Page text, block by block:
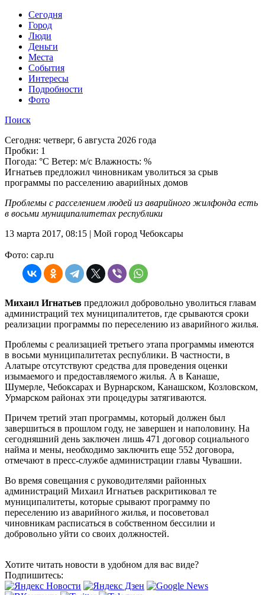
Cегодня
Город
Люди
Деньги
Места
События
Интересы
Подробности
Фото
Поиск
Сегодня: четверг, 6 августа 2026 года
Пробки: 1
Погода: °C Ветер: м/с Влажность: %
Игнатьев предложил чиновникам уволиться за срыв
программы по расселению аварийных домов
Проблемы с расселением людей из аварийного жилфонда есть
в восьми муниципалитетах республики
13 марта 2017, 08:15 | Мой город Чебоксары
Фото: cap.ru
Михаил Игнатьев предложил добровольно уволиться главам
администраций тех муниципалитетов, где срываются сроки
реализации программы по переселению из аварийного жилья.
Проблемы с реализацией третьего этапа программы имеются
в восьми муниципалитетах республики. В частности, в
Алатыре отсутствуют средства для проведения оценки
изымаемого и предоставляемого жилья. А в Канаше,
Шумерле, Чебоксарах и Вурнарском, Канашском, Козловском,
Урмарском районах эти процедуры затягиваются.
Причем третий этап программы, который должен был
завершиться в прошлом году, не завершен и наполовину. На
сегодняшний день заключен лишь 471 договор социального
найма и мены, необходимо заключить еще 552 договора,
отмечают в пресс-службе администрации главы Чувашии.
Во время совещания с руководителями районных
администраций Михаил Игнатьев раскритиковал те
муниципалитеты, которые срывают программу по
переселению из аварийного жилья, и посоветовал
чиновникам расписаться в собственном бессилии и
добровольно уйти со своих должностей.
Хотите читать новости в удобном для вас виде?
Подпишитесь: